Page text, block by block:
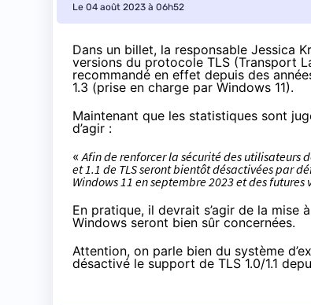
Le 04 août 2023 à 06h52
Dans un billet, la responsable Jessica
versions du protocole TLS (Transport
recommandé en effet depuis des
1.3 (prise en charge par Windows 11).
Maintenant que les statistiques sont
d’agir :
«Afin de renforcer la sécurité des utilisateurs
et 1.1 de TLS seront bientôt désactivées par
Windows 11 en septembre 2023 et des
En pratique, il devrait s’agir de la mise
Windows seront bien sûr concernées.
Attention, on parle bien du système
désactivé le support de TLS 1.0/1.1